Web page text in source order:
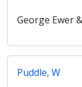
George Ewer
Puddle, W